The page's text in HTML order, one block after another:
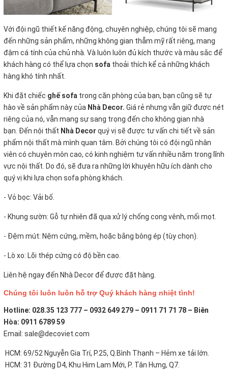
Với đội ngũ thiết kế năng động, chuyên nghiệp, chúng tôi sẽ mang
đến những sản phẩm, những không gian thẫm mỹ rất riêng, mang
đậm cá tính của chủ nhà. Và luôn luôn đủ kích thước và màu sắc để
khách hàng có thể lựa chọn sofa thoải thích kể cả những khách
hàng khó tính nhất.
Khi đặt chiếc ghế sofa trong căn phòng của bạn, bạn cũng sẽ tự
hào về sản phẩm này của Nhà Decor. Giá rẻ nhưng vẫn giữ được nét
riêng của nó, vẫn mang sự sang trọng đến cho không gian nhà
bạn. Đến nội thất Nhà Decor quý vị sẽ được tư vấn chi tiết về sản
phẩm nội thất mà mình quan tâm. Bởi chúng tôi có đội ngũ nhân
viên có chuyên môn cao, có kinh nghiệm tư vấn nhiều năm trong lĩnh
vực nội thất. Do đó, sẽ đưa ra những lời khuyên hữu ích dành cho
quý vị khi lựa chọn sofa phòng khách.
- Vỏ bọc: Vải bố.
- Khung sườn: Gỗ tự nhiên đã qua xử lý chống cong vênh, mối mọt.
- Đệm mút: Nệm cứng, mềm, hoặc bằng bông ép (tùy chọn).
- Lò xo: Lõi thép cứng có độ bền cao.
Liên hệ ngay đến Nhà Decor để được đặt hàng.
Chúng tôi luôn luôn hỗ trợ Quý khách hàng nhiệt tình!
Hotline: 028.35 123 777 – 0932 649 279 – 0911 71 71 78 – Biên
Hòa: 0911 6789 59
Email: sale@decoviet.com
HCM: 69/52 Nguyễn Gia Trí, P.25, Q.Bình Thạnh – Hẻm xe tải lớn.
HCM: 31 Đường D4, Khu Him Lam Mới, P. Tân Hưng, Q7.